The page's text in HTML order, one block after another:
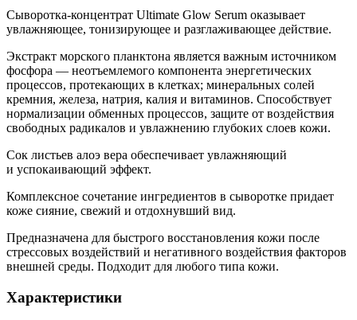
Сыворотка-концентрат Ultimate Glow Serum оказывает
увлажняющее, тонизирующее и разглаживающее действие.
Экстракт морского планктона является важным источником
фосфора — неотъемлемого компонента энергетических
процессов, протекающих в клетках; минеральных солей
кремния, железа, натрия, калия и витаминов. Способствует
нормализации обменных процессов, защите от воздействия
свободных радикалов и увлажнению глубоких слоев кожи.
Сок листьев алоэ вера обеспечивает увлажняющий
и успокаивающий эффект.
Комплексное сочетание ингредиентов в сыворотке придает
коже сияние, свежий и отдохнувший вид.
Предназначена для быстрого восстановления кожи после
стрессовых воздействий и негативного воздействия факторов
внешней среды. Подходит для любого типа кожи.
Характеристики